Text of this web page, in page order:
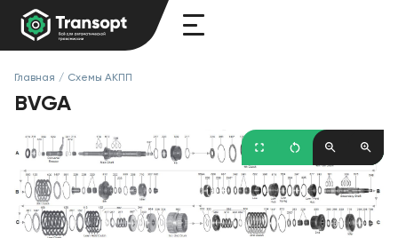
Главная / Схемы АКПП
BVGA